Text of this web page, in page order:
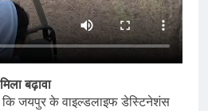
बढ़ावा
है कि जयपुर के वाइल्डलाइफ डेस्टिनेशंस